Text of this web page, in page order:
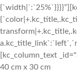
[kc_column_text
40 cm x 30 cm